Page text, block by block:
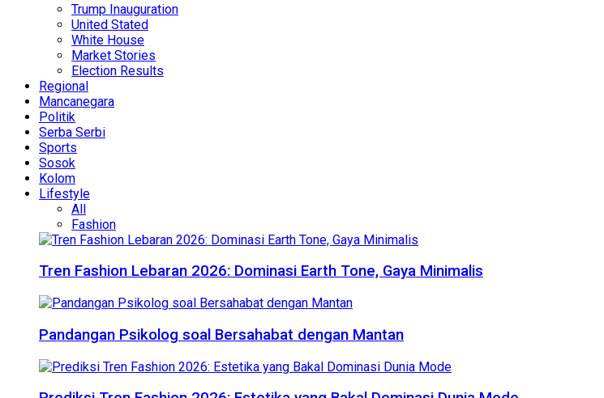
Trump Inauguration
United Stated
White House
Market Stories
Election Results
Regional
Mancanegara
Politik
Serba Serbi
Sports
Sosok
Kolom
Lifestyle
All
Fashion
Tren Fashion Lebaran 2026: Dominasi Earth Tone, Gaya Minimalis
Pandangan Psikolog soal Bersahabat dengan Mantan